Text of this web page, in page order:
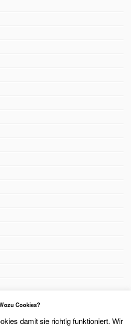
Cookies?
damit sie richtig funktioniert. Wir